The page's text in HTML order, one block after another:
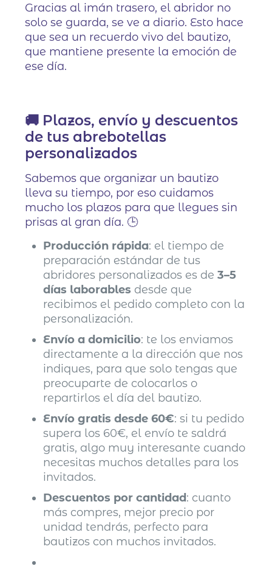
Gracias al imán trasero, el abridor no
solo se guarda, se ve a diario. Esto hace
que sea un recuerdo vivo del bautizo,
que mantiene presente la emoción de
ese día.
🚚 Plazos, envío y descuentos
de tus abrebotellas
personalizados
Sabemos que organizar un bautizo
lleva su tiempo, por eso cuidamos
mucho los plazos para que llegues sin
prisas al gran día. 🕒
Producción rápida: el tiempo de
preparación estándar de tus
abridores personalizados es de3–5
días laborables desde que
recibimos el pedido completo con la
personalización.
Envío a domicilio: te los enviamos
directamente a la dirección que nos
indiques, para que solo tengas que
preocuparte de colocarlos o
repartirlos el día del bautizo.
Envío gratis desde 60€: si tu pedido
supera los 60€, el envío te saldrá
gratis, algo muy interesante cuando
necesitas muchos detalles para los
invitados.
Descuentos por cantidad: cuanto
más compres, mejor precio por
unidad tendrás, perfecto para
bautizos con muchos invitados.